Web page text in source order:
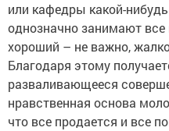
или кафедры какой-
однозначно занимают
хороший – не важно,
Благодаря этому
разваливающееся
нравственная основа
что все продается и все